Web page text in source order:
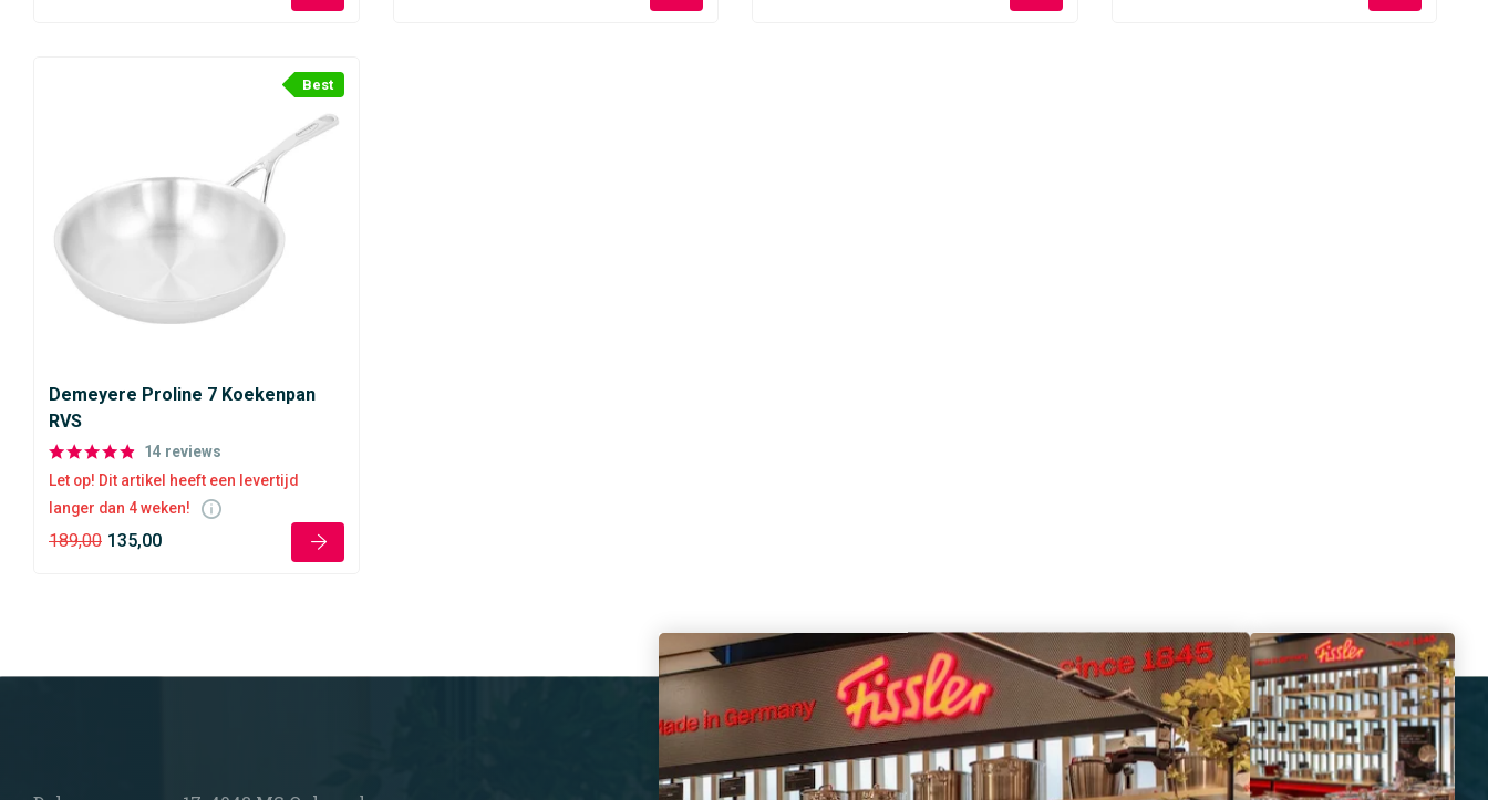
Best
Demeyere Proline 7 Koekenpan
RVS
14 reviews
Let op! Dit artikel heeft een levertijd
langer dan 4 weken!
189,00 135,00